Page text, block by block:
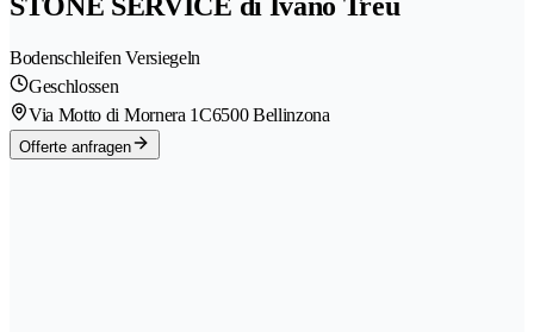
Bodenschleifen Versiegeln
Geschlossen
Via Motto di Mornera 1C6500 Bellinzona
Offerte anfragen